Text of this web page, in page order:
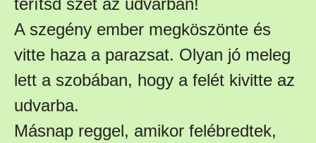
A szegény ember megköszönte és
vitte haza a parazsat. Olyan jó meleg
lett a szobában, hogy a felét kivitte az
udvarba.
Másnap reggel, amikor felébredtek,